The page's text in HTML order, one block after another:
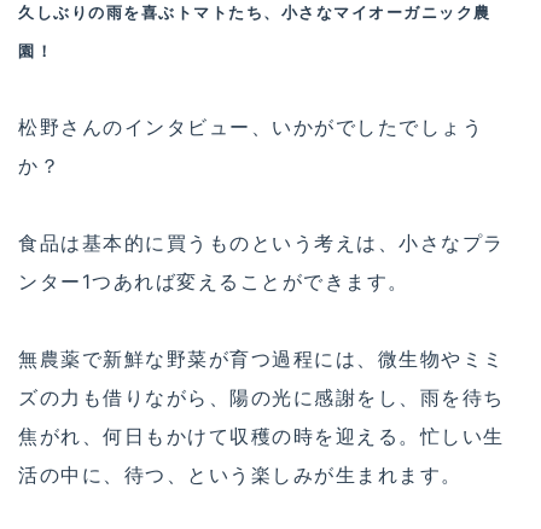
久しぶりの雨を喜ぶトマトたち、小さなマイオーガニック農
園！
松野さんのインタビュー、いかがでしたでしょう
か？
食品は基本的に買うものという考えは、小さなプラ
ンター1つあれば変えることができます。
無農薬で新鮮な野菜が育つ過程には、微生物やミミ
ズの力も借りながら、陽の光に感謝をし、雨を待ち
焦がれ、何日もかけて収穫の時を迎える。忙しい生
活の中に、待つ、という楽しみが生まれます。